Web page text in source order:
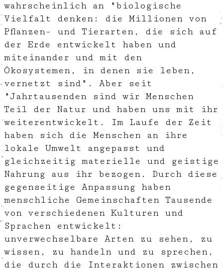
wahrscheinlich an "biologische
Vielfalt denken: die Millionen von
Pflanzen- und Tierarten, die sich auf
der Erde entwickelt haben und
miteinander und mit den
Ökosystemen, in denen sie leben,
vernetzt sind". Aber seit
"Jahrtausenden sind wir Menschen
Teil der Natur und haben uns mit ihr
weiterentwickelt. Im Laufe der Zeit
haben sich die Menschen an ihre
lokale Umwelt angepasst und
gleichzeitig materielle und geistige
Nahrung aus ihr bezogen. Durch diese
gegenseitige Anpassung haben
menschliche Gemeinschaften Tausende
von verschiedenen Kulturen und
Sprachen entwickelt:
unverwechselbare Arten zu sehen, zu
wissen, zu handeln und zu sprechen,
die durch die Interaktionen zwischen